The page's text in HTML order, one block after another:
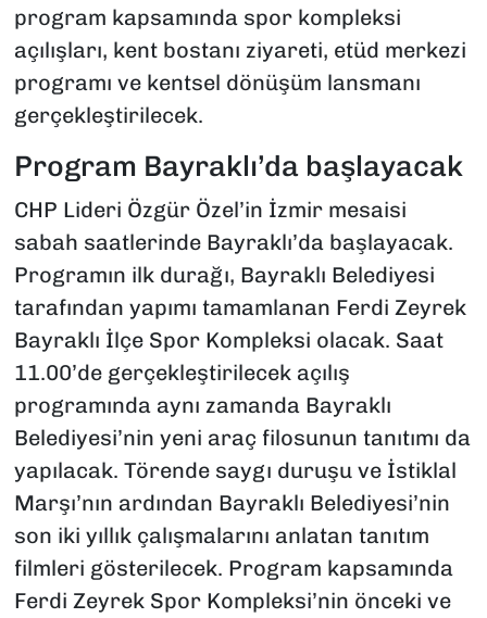
program kapsamında spor kompleksi
açılışları, kent bostanı ziyareti, etüd merkezi
programı ve kentsel dönüşüm lansmanı
gerçekleştirilecek.
Program Bayraklı’da başlayacak
CHP Lideri Özgür Özel’in İzmir mesaisi
sabah saatlerinde Bayraklı’da başlayacak.
Programın ilk durağı, Bayraklı Belediyesi
tarafından yapımı tamamlanan Ferdi Zeyrek
Bayraklı İlçe Spor Kompleksi olacak. Saat
11.00’de gerçekleştirilecek açılış
programında aynı zamanda Bayraklı
Belediyesi’nin yeni araç filosunun tanıtımı da
yapılacak. Törende saygı duruşu ve İstiklal
Marşı’nın ardından Bayraklı Belediyesi’nin
son iki yıllık çalışmalarını anlatan tanıtım
filmleri gösterilecek. Program kapsamında
Ferdi Zeyrek Spor Kompleksi’nin önceki ve